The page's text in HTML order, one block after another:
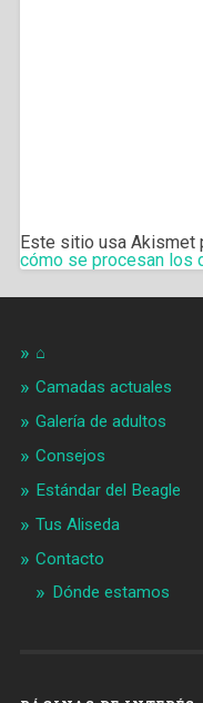
Este sitio usa Akismet
cómo se procesan los
⌂
Camadas actuales
Galería de adultos
Consejos
Estándar del Beagle
Tus Aliseda
Contacto
Dónde estamos